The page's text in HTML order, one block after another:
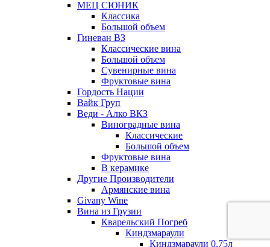
МЕЦ СЮНИК
Классика
Большой объем
Гиневан ВЗ
Классические вина
Большой объем
Сувенирные вина
Фруктовые вина
Гордость Нации
Вайк Груп
Веди - Алко ВКЗ
Виноградные вина
Классические
Большой объем
Фруктовые вина
В керамике
Другие Производители
Армянские вина
Givany Wine
Вина из Грузии
Кварельский Погреб
Киндзмараули
Киндзмараули 0,75л